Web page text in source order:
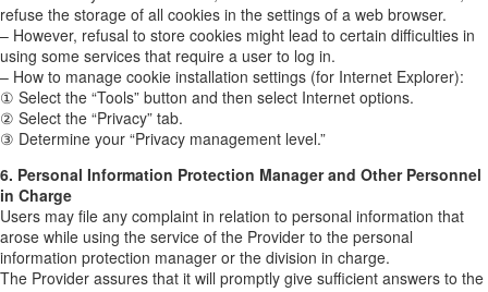
refuse the storage of all cookies in the settings of a web browser.
– However, refusal to store cookies might lead to certain difficulties in
using some services that require a user to log in.
– How to manage cookie installation settings (for Internet Explorer):
① Select the “Tools” button and then select Internet options.
② Select the “Privacy” tab.
③ Determine your “Privacy management level.”
6. Personal Information Protection Manager and Other Personnel
in Charge
Users may file any complaint in relation to personal information that
arose while using the service of the Provider to the personal
information protection manager or the division in charge.
The Provider assures that it will promptly give sufficient answers to the